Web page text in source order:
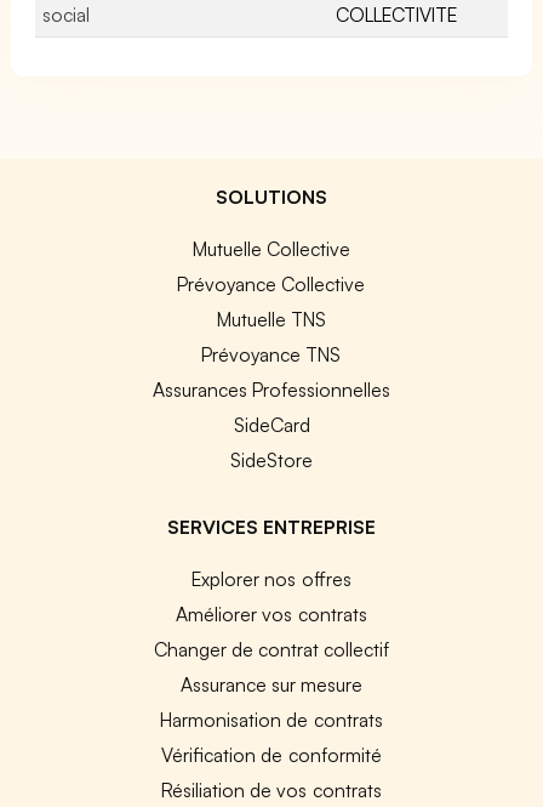
social
COLLECTIVITE
SOLUTIONS
Mutuelle Collective
Prévoyance Collective
Mutuelle TNS
Prévoyance TNS
Assurances Professionnelles
SideCard
SideStore
SERVICES ENTREPRISE
Explorer nos offres
Améliorer vos contrats
Changer de contrat collectif
Assurance sur mesure
Harmonisation de contrats
Vérification de conformité
Résiliation de vos contrats